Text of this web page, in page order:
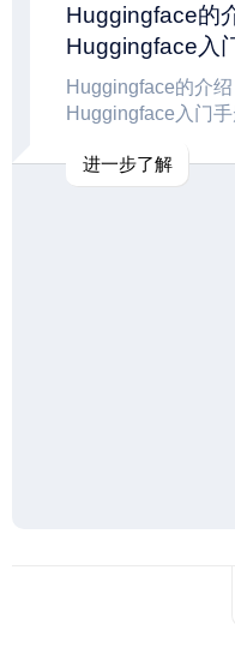
Huggingface的
Huggingface入
Huggingface的介
Huggingface入门手
进一步了解